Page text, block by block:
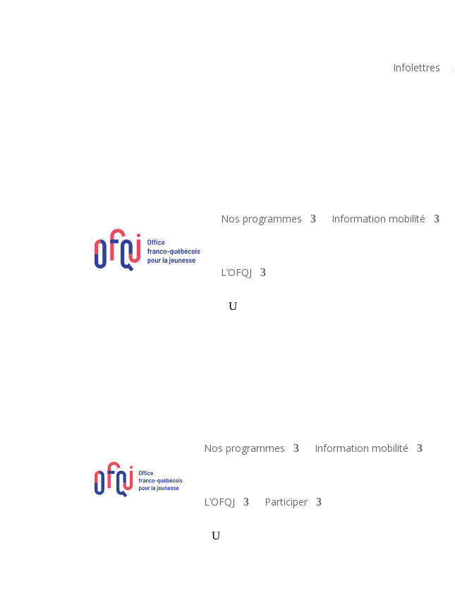
Infolettres
Nos programmes Information mobilité
L’OFQJ
Nos programmes Information mobilité
L’OFQJ Participer